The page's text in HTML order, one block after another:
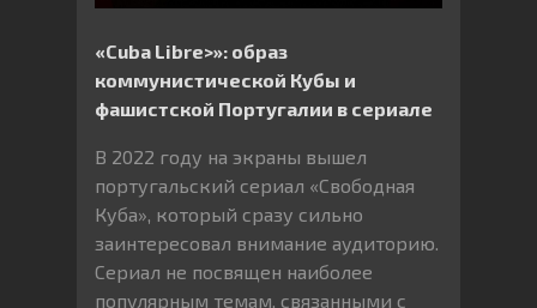
«Cuba Libre>»: образ
коммунистической Кубы и
фашистской Португалии в сериале
В 2022 году на экраны вышел
португальский сериал «Свободная
Куба», который сразу сильно
заинтересовал внимание аудиторию.
Сериал не посвящен наиболее
популярным темам, связанными с